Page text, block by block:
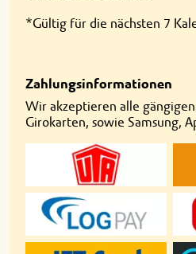
*Gültig für die nächsten 7
Zahlungsinformationen
Wir akzeptieren alle
Girokarten, sowie Samsung,